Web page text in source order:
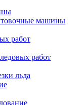
машины
работ
работ
льда